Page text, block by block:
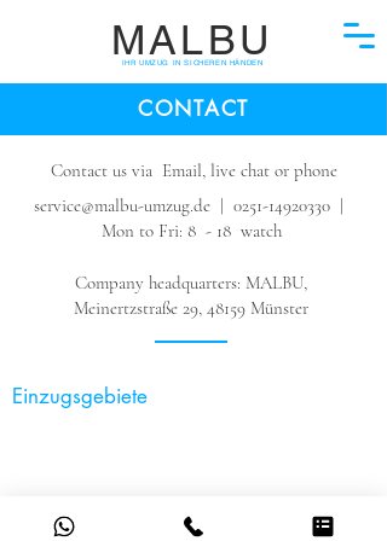
MALBU
IHR UMZUG IN SICHEREN HÄNDEN
CONTACT
Contact us via Email, live chat or phone
service@malbu-umzug.de | 0251-14920330 |
Mon to Fri: 8 - 18 watch
Company headquarters: MALBU,
Meinertzstraße 29, 48159 Münster
Einzugsgebiete
Nottuln Paderborn Osnabrück Senden Stuttgart Sendenhorst
Steinfurt Telgte Warendorf